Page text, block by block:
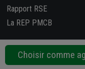
Choisir comme
Rapport RSE
La REP PMCB
Nous suivre
Retrouvez-nous sur les